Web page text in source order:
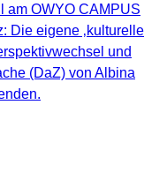
am OWYO CAMPUS
Die eigene ‚kulturelle
und
(DaZ) von Albina